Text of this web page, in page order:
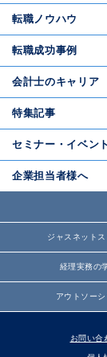
転職ノウハウ
転職成功事例
会計士のキャリア
特集記事
セミナー・イベント
企業担当者様へ
ジャスネット
経理実務の
アウトソー
お問い合